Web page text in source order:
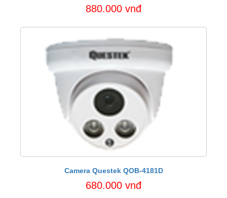
880.000 vnđ
Camera Questek QOB-4181D
680.000 vnđ